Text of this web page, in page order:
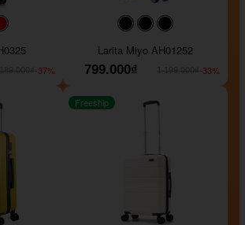
-37%
#000000#000000
Larita Miyo AH01252
799.000₫
-33%
Freeship